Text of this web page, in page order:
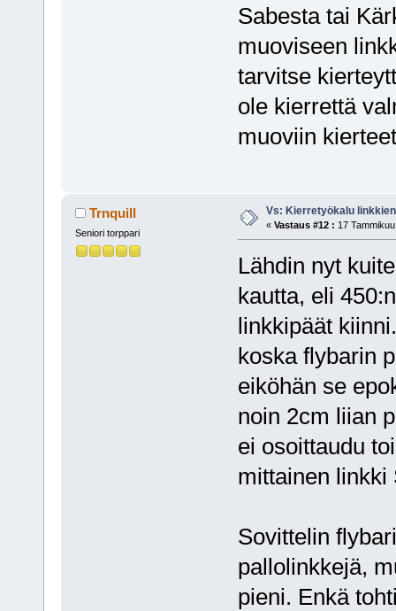
Sabesta tai
muoviseen
tarvitse
ole kierrettä
muoviin
Trnquill
Seniori torppari
Vs: Kierretyökalu
« Vastaus #12 : 17
Lähdin nyt
kautta, eli
linkkipäät
koska flybarin
eiköhän se
noin 2cm liian
ei osoittaudu
mittainen linkki
Sovittelin
pallolinkkejä,
pieni. Enkä